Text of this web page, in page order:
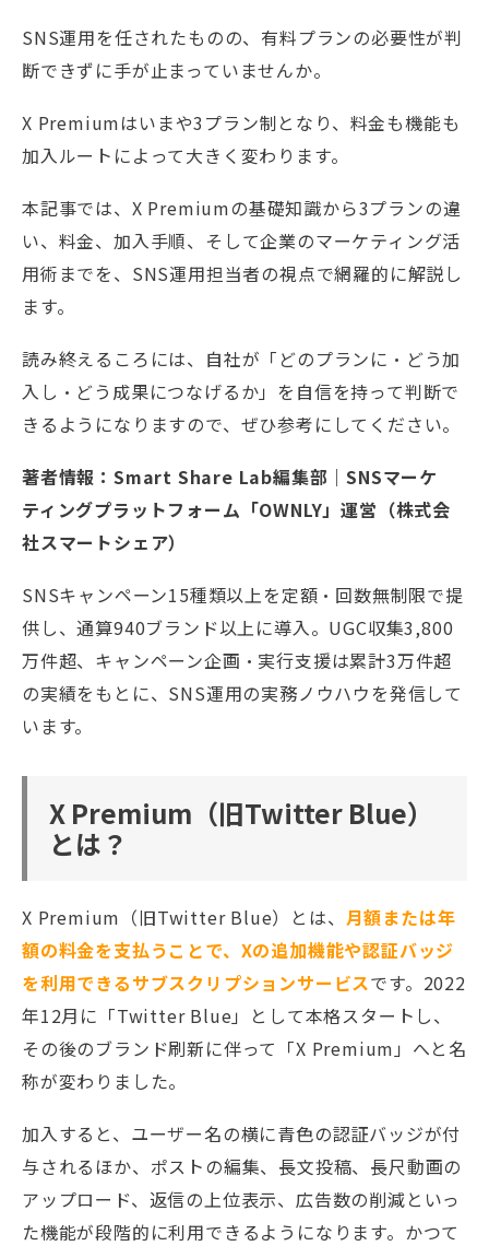
SNS運用を任されたものの、有料プランの必要性が判
断できずに手が止まっていませんか。
X Premiumはいまや3プラン制となり、料金も機能も
加入ルートによって大きく変わります。
本記事では、X Premiumの基礎知識から3プランの違
い、料金、加入手順、そして企業のマーケティング活
用術までを、SNS運用担当者の視点で網羅的に解説し
ます。
読み終えるころには、自社が「どのプランに・どう加
入し・どう成果につなげるか」を自信を持って判断で
きるようになりますので、ぜひ参考にしてください。
著者情報：Smart Share Lab編集部｜SNSマーケ
ティングプラットフォーム「OWNLY」運営（株式会
社スマートシェア）
SNSキャンペーン15種類以上を定額・回数無制限で提
供し、通算940ブランド以上に導入。UGC収集3,800
万件超、キャンペーン企画・実行支援は累計3万件超
の実績をもとに、SNS運用の実務ノウハウを発信して
います。
X Premium（旧Twitter Blue）
とは？
X Premium（旧Twitter Blue）とは、 月額または年
額の料金を支払うことで、Xの追加機能や認証バッジ
を利用できるサブスクリプションサービスです。2022
年12月に「Twitter Blue」として本格スタートし、
その後のブランド刷新に伴って「X Premium」へと名
称が変わりました。
加入すると、ユーザー名の横に青色の認証バッジが付
与されるほか、ポストの編集、長文投稿、長尺動画の
アップロード、返信の上位表示、広告数の削減といっ
た機能が段階的に利用できるようになります。かつて